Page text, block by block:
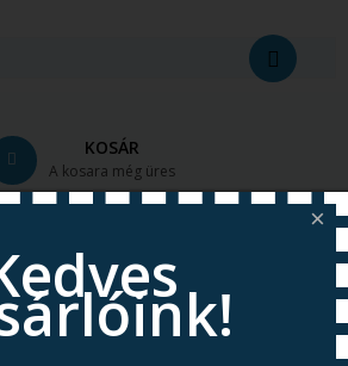
KOSÁR
A kosara még üres
- byVinaGecko.com
×